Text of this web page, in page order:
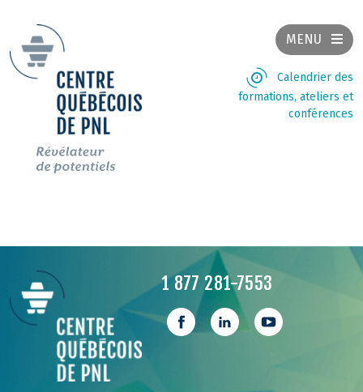
MENU
Calendrier des
formations, ateliers et
conférences
1 877 281-7553